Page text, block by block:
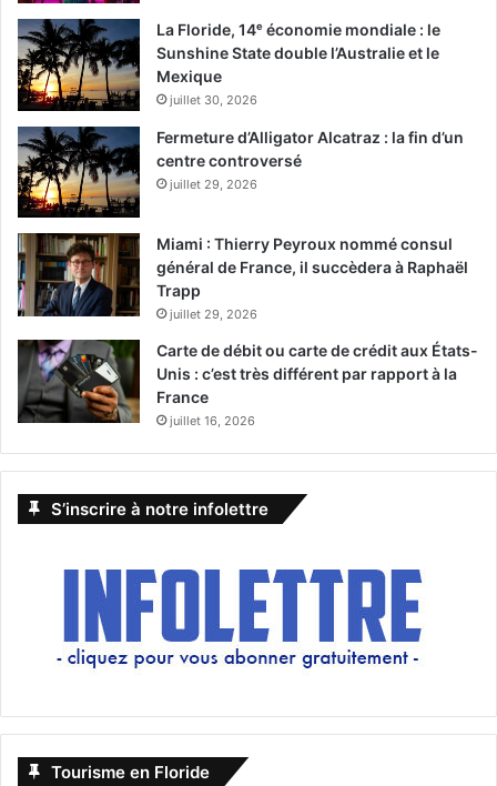
La Floride, 14ᵉ économie mondiale : le
Sunshine State double l’Australie et le
Mexique
juillet 30, 2026
Fermeture d’Alligator Alcatraz : la fin d’un
centre controversé
juillet 29, 2026
Miami : Thierry Peyroux nommé consul
général de France, il succèdera à Raphaël
Trapp
juillet 29, 2026
Carte de débit ou carte de crédit aux États-
Unis : c’est très différent par rapport à la
France
juillet 16, 2026
S’inscrire à notre infolettre
Tourisme en Floride